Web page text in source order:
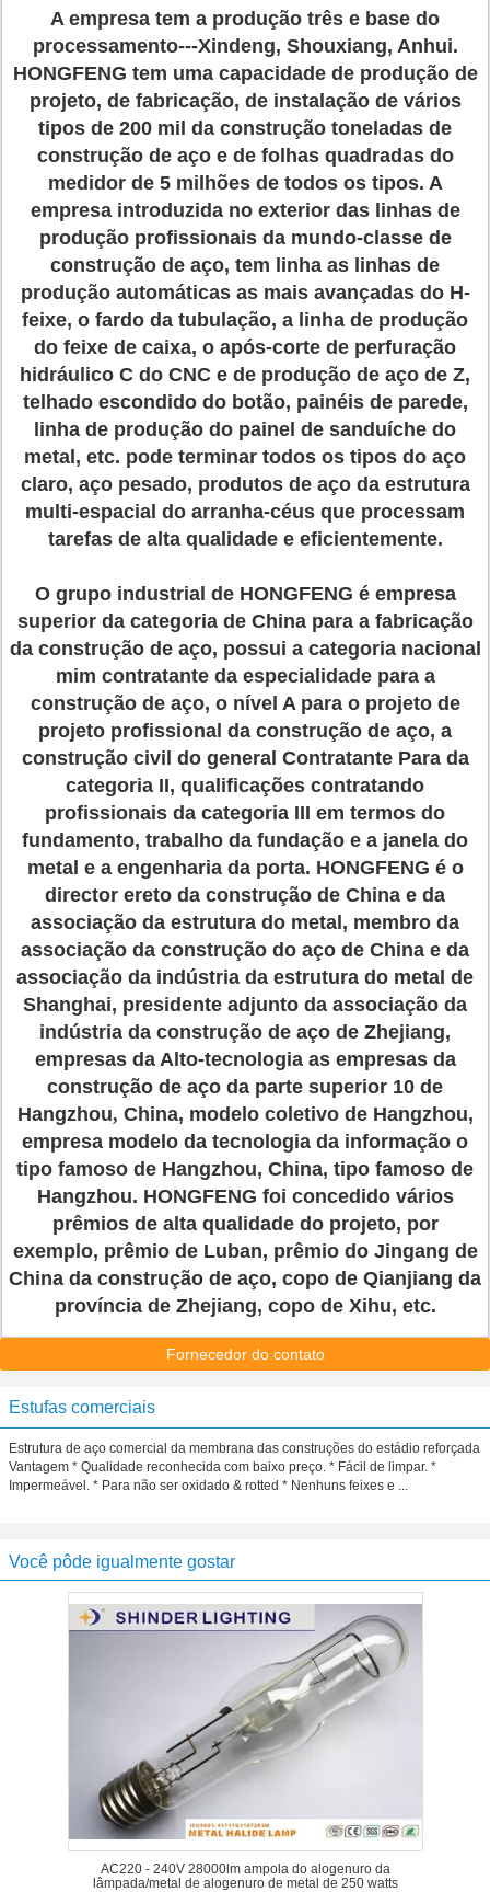
A empresa tem a produção três e base do
processamento---Xindeng, Shouxiang, Anhui.
HONGFENG tem uma capacidade de produção de
projeto, de fabricação, de instalação de vários
tipos de 200 mil da construção toneladas de
construção de aço e de folhas quadradas do
medidor de 5 milhões de todos os tipos. A
empresa introduzida no exterior das linhas de
produção profissionais da mundo-classe de
construção de aço, tem linha as linhas de
produção automáticas as mais avançadas do H-
feixe, o fardo da tubulação, a linha de produção
do feixe de caixa, o após-corte de perfuração
hidráulico C do CNC e de produção de aço de Z,
telhado escondido do botão, painéis de parede,
linha de produção do painel de sanduíche do
metal, etc. pode terminar todos os tipos do aço
claro, aço pesado, produtos de aço da estrutura
multi-espacial do arranha-céus que processam
tarefas de alta qualidade e eficientemente.
O grupo industrial de HONGFENG é empresa
superior da categoria de China para a fabricação
da construção de aço, possui a categoria nacional
mim contratante da especialidade para a
construção de aço, o nível A para o projeto de
projeto profissional da construção de aço, a
construção civil do general Contratante Para da
categoria II, qualificações contratando
profissionais da categoria III em termos do
fundamento, trabalho da fundação e a janela do
metal e a engenharia da porta. HONGFENG é o
director ereto da construção de China e da
associação da estrutura do metal, membro da
associação da construção do aço de China e da
associação da indústria da estrutura do metal de
Shanghai, presidente adjunto da associação da
indústria da construção de aço de Zhejiang,
empresas da Alto-tecnologia as empresas da
construção de aço da parte superior 10 de
Hangzhou, China, modelo coletivo de Hangzhou,
empresa modelo da tecnologia da informação o
tipo famoso de Hangzhou, China, tipo famoso de
Hangzhou. HONGFENG foi concedido vários
prêmios de alta qualidade do projeto, por
exemplo, prêmio de Luban, prêmio do Jingang de
China da construção de aço, copo de Qianjiang da
província de Zhejiang, copo de Xihu, etc.
Fornecedor do contato
Estufas comerciais
Estrutura de aço comercial da membrana das construções do estádio reforçada
Vantagem * Qualidade reconhecida com baixo preço. * Fácil de limpar. *
Impermeável. * Para não ser oxidado & rotted * Nenhuns feixes e ...
Você pôde igualmente gostar
AC220 - 240V 28000lm ampola do alogenuro da
lâmpada/metal de alogenuro de metal de 250 watts